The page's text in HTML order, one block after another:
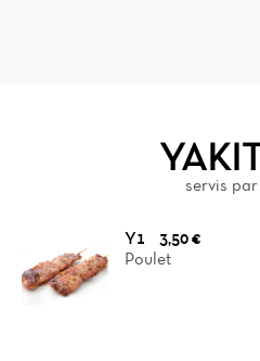
servis
Y1
3,50 €
Poulet